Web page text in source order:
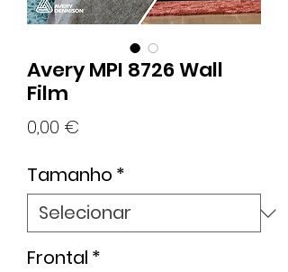
Avery MPI 8726 Wall
Film
0,00 €
Tamanho *
Frontal *